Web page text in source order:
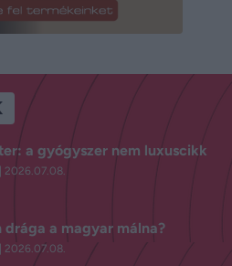
a gyógyszer nem luxuscikk
2026.07.08.
drága a magyar málna?
2026.07.08.